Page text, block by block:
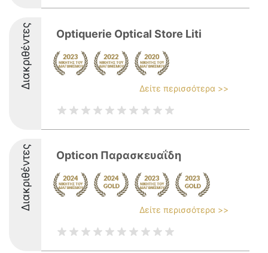
Διακριθέντες Optiquerie Optical Store Liti
Δείτε περισσότερα >>
Διακριθέντες Opticon Παρασκευαΐδη
Δείτε περισσότερα >>